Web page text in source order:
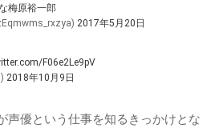
梅原裕一郎
2017年5月20日
F06e2Le9pV
2018年10月9日
声優という仕事を知るきっかけとな